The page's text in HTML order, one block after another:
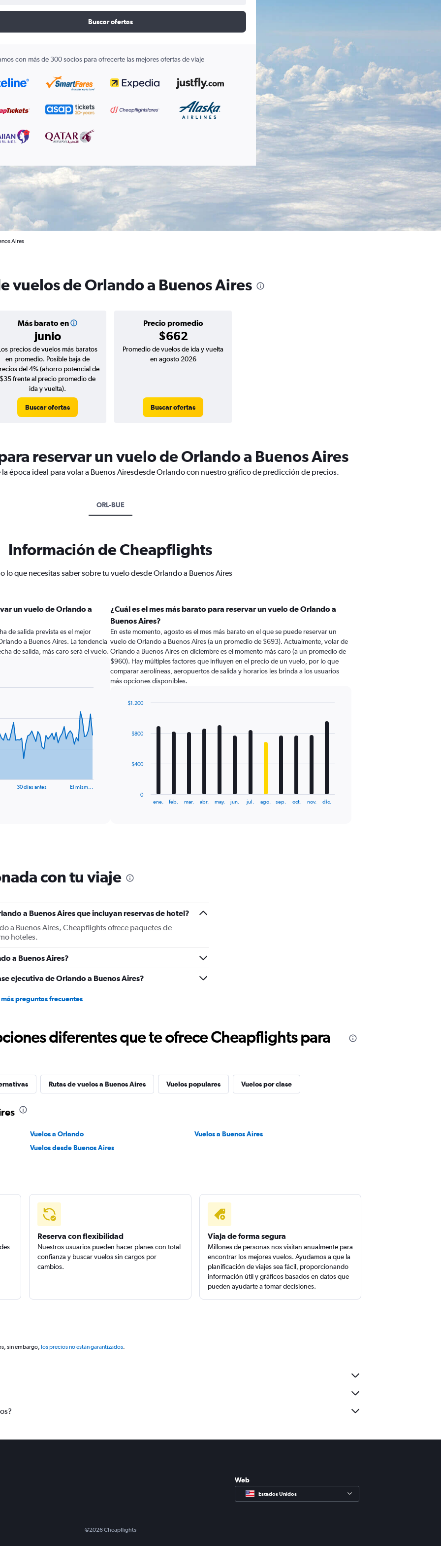
Buscar ofertas
con más de 300 socios para ofrecerte las mejores ofertas de viaje
Aires
vuelos de Orlando a Buenos Aires
Más barato en
junio
Precio promedio
$662
precios de vuelos más baratos
en promedio. Posible baja de
del 4% (ahorro potencial de
$35 frente al precio promedio de
ida y vuelta).
Buscar ofertas
Promedio de vuelos de ida y vuelta
en agosto 2026
Buscar ofertas
reservar un vuelo de Orlando a Buenos Aires
época ideal para volar a Buenos Airesdesde Orlando con nuestro gráfico de predicción de precios.
ORL-BUE
Información de Cheapflights
lo que necesitas saber sobre tu vuelo desde Orlando a Buenos Aires
un vuelo de Orlando a
de salida prevista es el mejor
a Buenos Aires. La tendencia
de salida, más caro será el vuelo.
30 días antes El mism…
¿Cuál es el mes más barato para reservar un vuelo de Orlando a
Buenos Aires?
En este momento, agosto es el mes más barato en el que se puede reservar un
vuelo de Orlando a Buenos Aires (a un promedio de $693). Actualmente, volar de
Orlando a Buenos Aires en diciembre es el momento más caro (a un promedio de
$960). Hay múltiples factores que influyen en el precio de un vuelo, por lo que
comparar aerolíneas, aeropuertos de salida y horarios les brinda a los usuarios
más opciones disponibles.
The
chart
Y
axis
values.
0
1200.
ene. feb. mar. abr. may. jun. jul. ago. sep. oct. nov. dic.
0
$400
$800
$1.200
con tu viaje
a Buenos Aires que incluyan reservas de hotel?
a Buenos Aires, Cheapflights ofrece paquetes de
hoteles.
a Buenos Aires?
ejecutiva de Orlando a Buenos Aires?
más preguntas frecuentes
diferentes que te ofrece Cheapflights para
Rutas de vuelos a Buenos Aires Vuelos populares Vuelos por clase
Vuelos a Orlando
Vuelos a Buenos Aires
Vuelos desde Buenos Aires
Reserva con flexibilidad
Nuestros usuarios pueden hacer planes con total
confianza y buscar vuelos sin cargos por
cambios.
Viaja de forma segura
Millones de personas nos visitan anualmente para
encontrar los mejores vuelos. Ayudamos a que la
planificación de viajes sea fácil, proporcionando
información útil y gráficos basados en datos que
pueden ayudarte a tomar decisiones.
sin embargo, los precios no están garantizados.
Web
Estados Unidos
©2026Cheapflights